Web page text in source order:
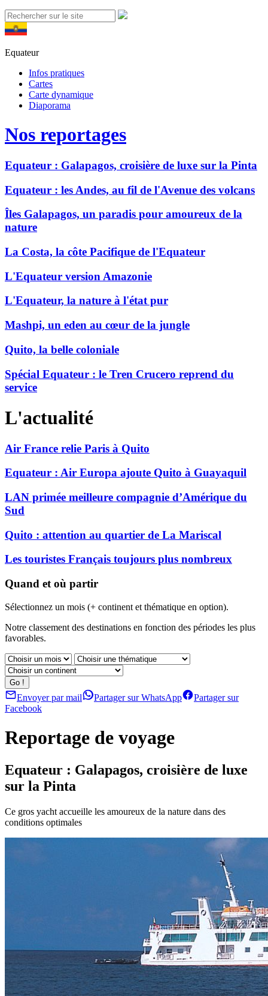
Equateur
Infos pratiques
Cartes
Carte dynamique
Diaporama
Nos reportages
Equateur : Galapagos, croisière de luxe sur la Pinta
Equateur : les Andes, au fil de l'Avenue des volcans
Îles Galapagos, un paradis pour amoureux de la
nature
La Costa, la côte Pacifique de l'Equateur
L'Equateur version Amazonie
L'Equateur, la nature à l'état pur
Mashpi, un eden au cœur de la jungle
Quito, la belle coloniale
Spécial Equateur : le Tren Crucero reprend du
service
L'actualité
Air France relie Paris à Quito
Equateur : Air Europa ajoute Quito à Guayaquil
LAN primée meilleure compagnie d’Amérique du
Sud
Quito : attention au quartier de La Mariscal
Les touristes Français toujours plus nombreux
Quand et où partir
Sélectionnez un mois (+ continent et thématique en option).
Notre classement des destinations en fonction des périodes les plus
favorables.
Envoyer par mail Partager sur WhatsApp
Partager sur
Facebook
Reportage de voyage
Equateur : Galapagos, croisière de luxe
sur la Pinta
Ce gros yacht accueille les amoureux de la nature dans des
conditions optimales